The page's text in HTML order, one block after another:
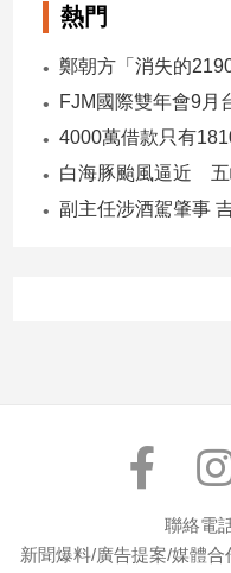
熱門
聯絡電
新聞爆料/廣告提案/媒體